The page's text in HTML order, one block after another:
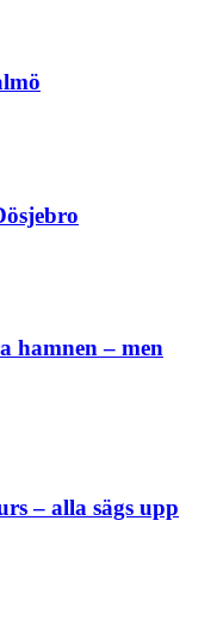
hamnen – men
– alla sägs upp